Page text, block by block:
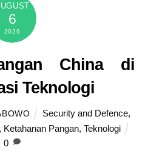
6
2026
China di
Teknologi
Security and Defence,
, Ketahanan Pangan, Teknologi
0